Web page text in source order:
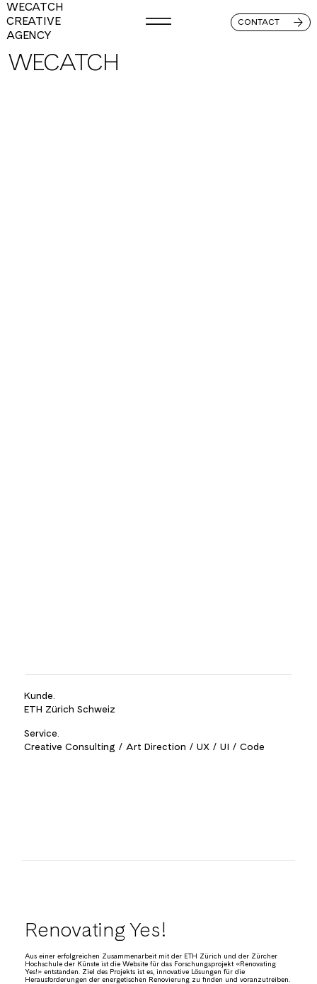
WECATCH
CREATIVE
AGENCY
CONTACT
WECATCH
Kunde.
ETH Zürich Schweiz
Service.
Creative Consulting / Art Direction / UX / UI / Code
Renovating Yes!
Aus einer erfolgreichen Zusammenarbeit mit der ETH Zürich und der Zürcher
Hochschule der Künste ist die Website für das Forschungsprojekt «Renovating
Yes!» entstanden. Ziel des Projekts ist es, innovative Lösungen für die
Herausforderungen der energetischen Renovierung zu finden und voranzutreiben.